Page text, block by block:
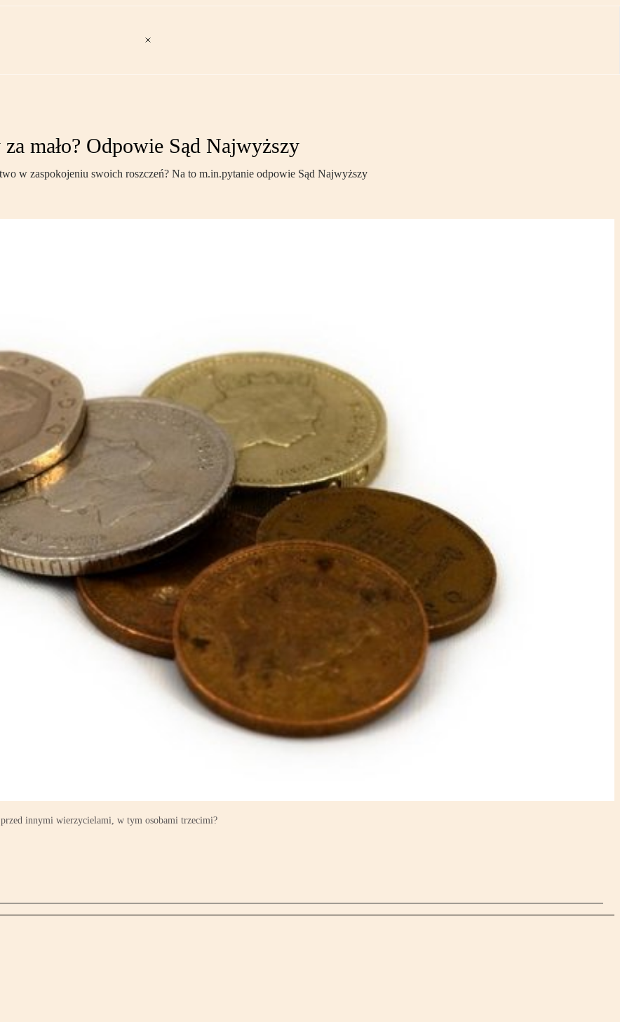
mało? Odpowie Sąd Najwyższy
w zaspokojeniu swoich roszczeń? Na to m.in.pytanie odpowie Sąd Najwyższy
innymi wierzycielami, w tym osobami trzecimi?